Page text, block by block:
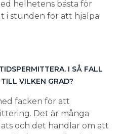
facken för att
Det är många
HAR NI VARSLAT PERSONAL
AV CORONA?
i